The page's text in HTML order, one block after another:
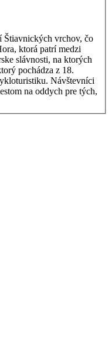
Štiavnických vrchov, čo
slávnosti, na ktorých